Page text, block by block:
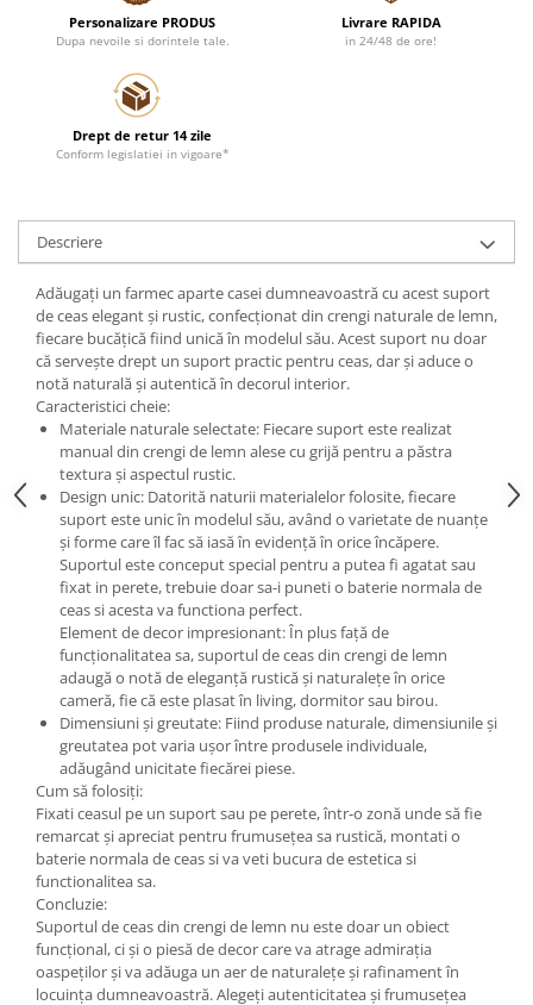
Personalizare PRODUS
Dupa nevoile si dorintele tale.
Livrare RAPIDA
in 24/48 de ore!
Drept de retur 14 zile
Conform legislatiei in vigoare*
Descriere
Adăugați un farmec aparte casei dumneavoastră cu acest suport
de ceas elegant și rustic, confecționat din crengi naturale de lemn,
fiecare bucățică fiind unică în modelul său. Acest suport nu doar
că servește drept un suport practic pentru ceas, dar și aduce o
notă naturală și autentică în decorul interior.
Caracteristici cheie:
Materiale naturale selectate: Fiecare suport este realizat
manual din crengi de lemn alese cu grijă pentru a păstra
textura și aspectul rustic.
Design unic: Datorită naturii materialelor folosite, fiecare
suport este unic în modelul său, având o varietate de nuanțe
și forme care îl fac să iasă în evidență în orice încăpere.
Suportul este conceput special pentru a putea fi agatat sau
fixat in perete, trebuie doar sa-i puneti o baterie normala de
ceas si acesta va functiona perfect.
Element de decor impresionant: În plus față de
funcționalitatea sa, suportul de ceas din crengi de lemn
adaugă o notă de eleganță rustică și naturalețe în orice
cameră, fie că este plasat în living, dormitor sau birou.
Dimensiuni și greutate: Fiind produse naturale, dimensiunile și
greutatea pot varia ușor între produsele individuale,
adăugând unicitate fiecărei piese.
Cum să folosiți:
Fixati ceasul pe un suport sau pe perete, într-o zonă unde să fie
remarcat și apreciat pentru frumusețea sa rustică, montati o
baterie normala de ceas si va veti bucura de estetica si
functionalitea sa.
Concluzie:
Suportul de ceas din crengi de lemn nu este doar un obiect
funcțional, ci și o piesă de decor care va atrage admirația
oaspeților și va adăuga un aer de naturalețe și rafinament în
locuința dumneavoastră. Alegeți autenticitatea și frumusețea